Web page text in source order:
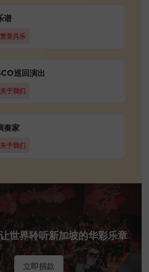
谱
赏音共乐
巡回演出
关于我们
奏家
关于我们
世界聆听新加坡的华彩乐章
立即捐款